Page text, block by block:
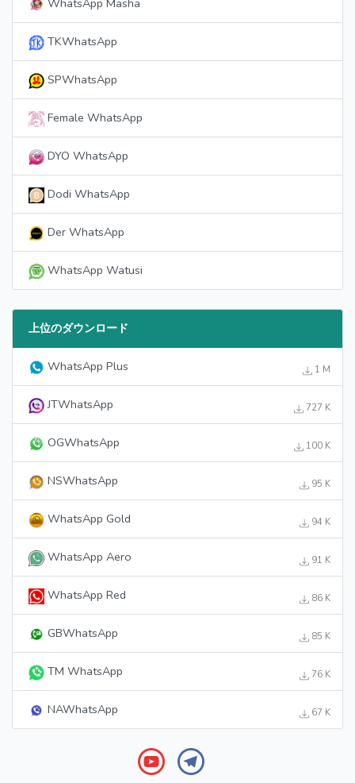
WhatsApp Masha
TKWhatsApp
SPWhatsApp
Female WhatsApp
DYO WhatsApp
Dodi WhatsApp
Der WhatsApp
WhatsApp Watusi
上位のダウンロード
WhatsApp Plus 1 M
JTWhatsApp 727 K
OGWhatsApp 100 K
NSWhatsApp 95 K
WhatsApp Gold 94 K
WhatsApp Aero 91 K
WhatsApp Red 86 K
GBWhatsApp 85 K
TM WhatsApp 76 K
NAWhatsApp 67 K